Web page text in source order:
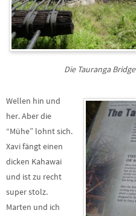
Die Tauranga Bridge
Wellen hin und
her. Aber die
“Mühe” lohnt sich.
Xavi fängt einen
dicken Kahawai
und ist zu recht
super stolz.
Marten und ich